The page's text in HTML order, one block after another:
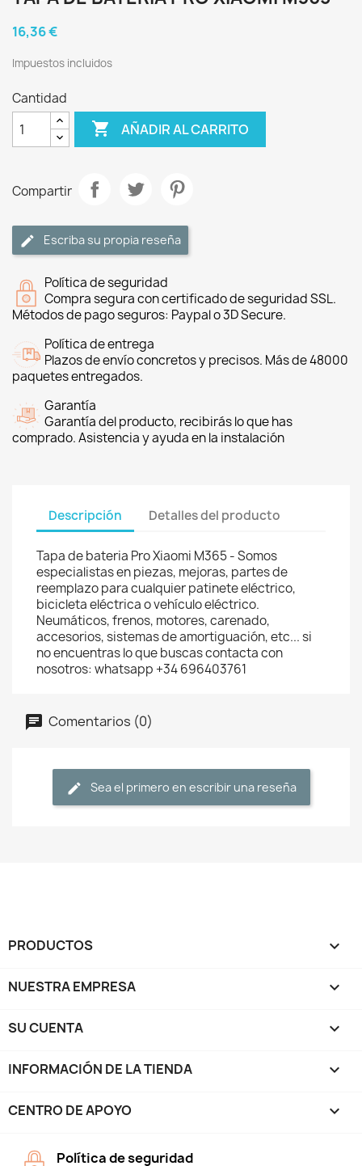
16,36 €
Impuestos incluidos
Cantidad
 AÑADIR AL CARRITO
Compartir
Escriba su propia reseña
Política de seguridad
Compra segura con certificado de seguridad SSL.
Métodos de pago seguros: Paypal o 3D Secure.
Política de entrega
Plazos de envío concretos y precisos. Más de 48000
paquetes entregados.
Garantía
Garantía del producto, recibirás lo que has
comprado. Asistencia y ayuda en la instalación
Descripción Detalles del producto
Tapa de bateria Pro Xiaomi M365 - Somos
especialistas en piezas, mejoras, partes de
reemplazo para cualquier patinete eléctrico,
bicicleta eléctrica o vehículo eléctrico.
Neumáticos, frenos, motores, carenado,
accesorios, sistemas de amortiguación, etc... si
no encuentras lo que buscas contacta con
nosotros: whatsapp +34 696403761
Comentarios (0)
Sea el primero en escribir una reseña
PRODUCTOS 
NUESTRA EMPRESA 
SU CUENTA 
INFORMACIÓN DE LA TIENDA keyboard_arrow_down
CENTRO DE APOYO 
Política de seguridad